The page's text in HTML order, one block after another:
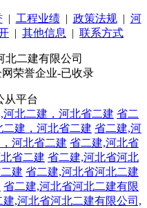
| 工程业绩| 政策法规| 河
| 其他信息 | 联系方式
北二建有限公司
荣誉企业-已收录
从平台
北二建，河北省二建 省二
建，河北省二建 省二建,河
河北省二建 省二建,河北省
省二建 省二建,河北省河北
建 省二建,河北省河北二建
省二建,河北省河北二建有限
建,河北省河北二建有限公司,